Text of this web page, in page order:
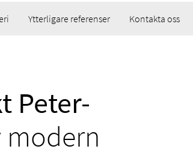
Ytterligare referenser Kontakta oss
Peter-
modern